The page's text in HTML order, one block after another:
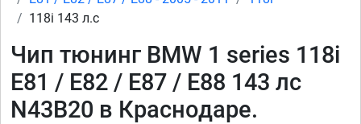
118i 143 л.с
Чип тюнинг BMW 1 series 118i
E81 / E82 / E87 / E88 143 лс
N43B20 в Краснодаре.